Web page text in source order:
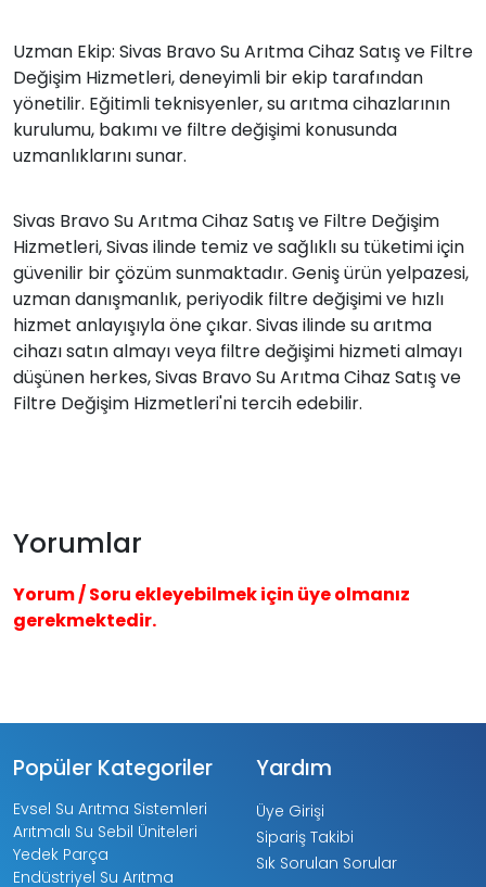
Uzman Ekip: Sivas Bravo Su Arıtma Cihaz Satış ve Filtre
Değişim Hizmetleri, deneyimli bir ekip tarafından
yönetilir. Eğitimli teknisyenler, su arıtma cihazlarının
kurulumu, bakımı ve filtre değişimi konusunda
uzmanlıklarını sunar.
Sivas Bravo Su Arıtma Cihaz Satış ve Filtre Değişim
Hizmetleri, Sivas ilinde temiz ve sağlıklı su tüketimi için
güvenilir bir çözüm sunmaktadır. Geniş ürün yelpazesi,
uzman danışmanlık, periyodik filtre değişimi ve hızlı
hizmet anlayışıyla öne çıkar. Sivas ilinde su arıtma
cihazı satın almayı veya filtre değişimi hizmeti almayı
düşünen herkes, Sivas Bravo Su Arıtma Cihaz Satış ve
Filtre Değişim Hizmetleri'ni tercih edebilir.
Yorumlar
Yorum / Soru ekleyebilmek için üye olmanız
gerekmektedir.
Popüler Kategoriler
Evsel Su Arıtma Sistemleri
Arıtmalı Su Sebil Üniteleri
Yedek Parça
Endüstriyel Su Arıtma
Yardım
Üye Girişi
Sipariş Takibi
Sık Sorulan Sorular